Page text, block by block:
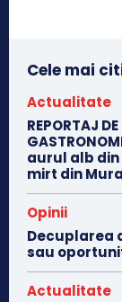
Cele mai
Actualitate
REPORTAJ
aurul alb din
mirt din
Opinii
Decuplarea
sau
Actualitate